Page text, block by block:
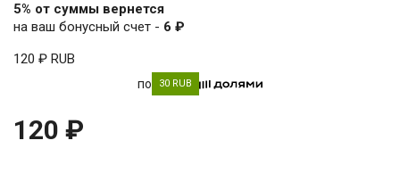
5% от суммы вернется
на ваш бонусный счет - 6 ₽
120 ₽ RUB
по 30 RUB
120 ₽